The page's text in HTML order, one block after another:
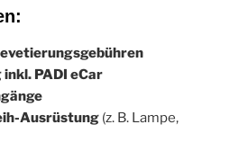
PADI eCar
Ausrüstung (z. B. Lampe,